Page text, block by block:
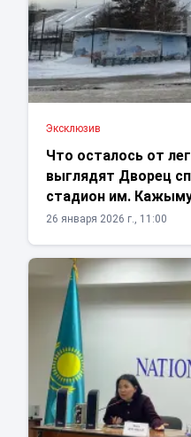
Эксклюзив
Что осталось от
выглядят Дворец
стадион им.
26 января 2026 г., 11:00